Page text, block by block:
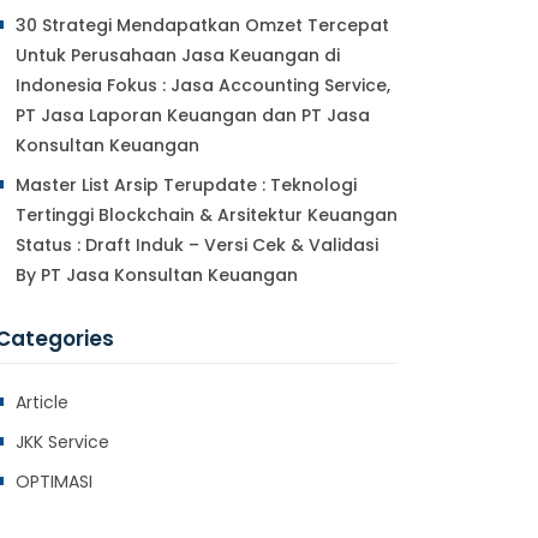
30 Strategi Mendapatkan Omzet Tercepat
Untuk Perusahaan Jasa Keuangan di
Indonesia Fokus : Jasa Accounting Service,
PT Jasa Laporan Keuangan dan PT Jasa
Konsultan Keuangan
Master List Arsip Terupdate : Teknologi
Tertinggi Blockchain & Arsitektur Keuangan
Status : Draft Induk – Versi Cek & Validasi
By PT Jasa Konsultan Keuangan
Article
JKK Service
OPTIMASI